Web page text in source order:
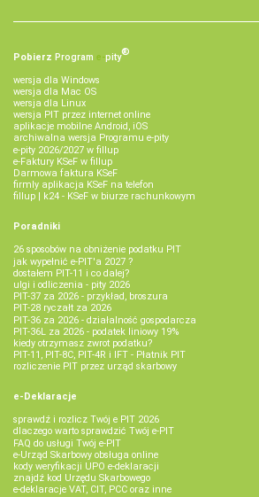
Pobierz Program e‑pity®
wersja dla Windows
wersja dla Mac OS
wersja dla Linux
wersja PIT przez internet online
aplikacje mobilne Android, iOS
archiwalna wersja Programu e-pity
e-pity 2026/2027 w fillup
e‑Faktury KSeF w fillup
Darmowa faktura KSeF
firmly aplikacja KSeF na telefon
fillup | k24 - KSeF w biurze rachunkowym
Poradniki
26 sposobów na obniżenie podatku PIT
jak wypełnić e-PIT'a 2027 ?
dostałem PIT-11 i co dalej?
ulgi i odliczenia - pity 2026
PIT-37 za 2026 - przykład, broszura
PIT-28 ryczałt za 2026
PIT-36 za 2026 - działalność gospodarcza
PIT-36L za 2026 - podatek liniowy 19%
kiedy otrzymasz zwrot podatku?
PIT-11, PIT-8C, PIT-4R i IFT - Płatnik PIT
rozliczenie PIT przez urząd skarbowy
e-Deklaracje
sprawdź i rozlicz Twój e PIT 2026
dlaczego warto sprawdzić Twój e-PIT
FAQ do usługi Twój e-PIT
e-Urząd Skarbowy obsługa online
kody weryfikacji UPO e-deklaracji
znajdź kod Urzędu Skarbowego
e-deklaracje VAT, CIT, PCC oraz inne